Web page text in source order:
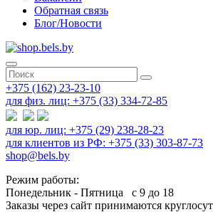
Обратная связь
Блог/Новости
+375 (162) 23-23-10
для физ. лиц: +375 (33) 334-72-85
для юр. лиц: +375 (29) 238-28-23
для клиентов из РФ: +375 (33) 303-87-73
shop@bels.by
Режим работы:
Понедельник - Пятница с 9 до 18
Заказы через сайт принимаются